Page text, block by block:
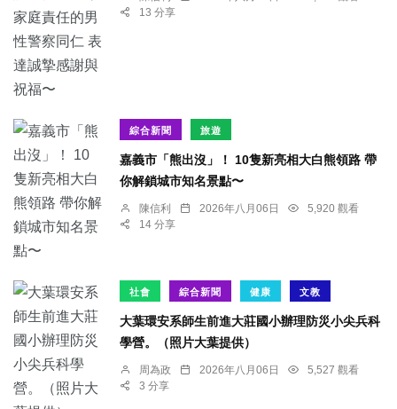
13 分享
綜合新聞 旅遊
嘉義市「熊出沒」！ 10隻新亮相大白熊領路 帶
你解鎖城市知名景點〜
陳信利 2026年八月06日
5,920 觀看
14 分享
社會 綜合新聞 健康 文教
大葉環安系師生前進大莊國小辦理防災小尖兵科
學營。（照片大葉提供）
周為政 2026年八月06日
5,527 觀看
3 分享